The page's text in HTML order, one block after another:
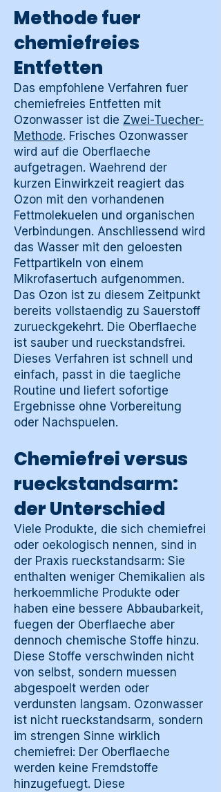
Methode fuer
chemiefreies
Entfetten
Das empfohlene Verfahren fuer
chemiefreies Entfetten mit
Ozonwasser ist die Zwei-Tuecher-
Methode. Frisches Ozonwasser
wird auf die Oberflaeche
aufgetragen. Waehrend der
kurzen Einwirkzeit reagiert das
Ozon mit den vorhandenen
Fettmolekuelen und organischen
Verbindungen. Anschliessend wird
das Wasser mit den geloesten
Fettpartikeln von einem
Mikrofasertuch aufgenommen.
Das Ozon ist zu diesem Zeitpunkt
bereits vollstaendig zu Sauerstoff
zurueckgekehrt. Die Oberflaeche
ist sauber und rueckstandsfrei.
Dieses Verfahren ist schnell und
einfach, passt in die taegliche
Routine und liefert sofortige
Ergebnisse ohne Vorbereitung
oder Nachspuelen.
Chemiefrei versus
rueckstandsarm:
der Unterschied
Viele Produkte, die sich chemiefrei
oder oekologisch nennen, sind in
der Praxis rueckstandsarm: Sie
enthalten weniger Chemikalien als
herkoemmliche Produkte oder
haben eine bessere Abbaubarkeit,
fuegen der Oberflaeche aber
dennoch chemische Stoffe hinzu.
Diese Stoffe verschwinden nicht
von selbst, sondern muessen
abgespoelt werden oder
verdunsten langsam. Ozonwasser
ist nicht rueckstandsarm, sondern
im strengen Sinne wirklich
chemiefrei: Der Oberflaeche
werden keine Fremdstoffe
hinzugefuegt. Diese